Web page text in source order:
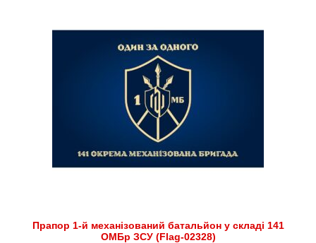
Прапор 1-й механізований батальйон у складі 141
ОМБр ЗСУ (Flag-02328)